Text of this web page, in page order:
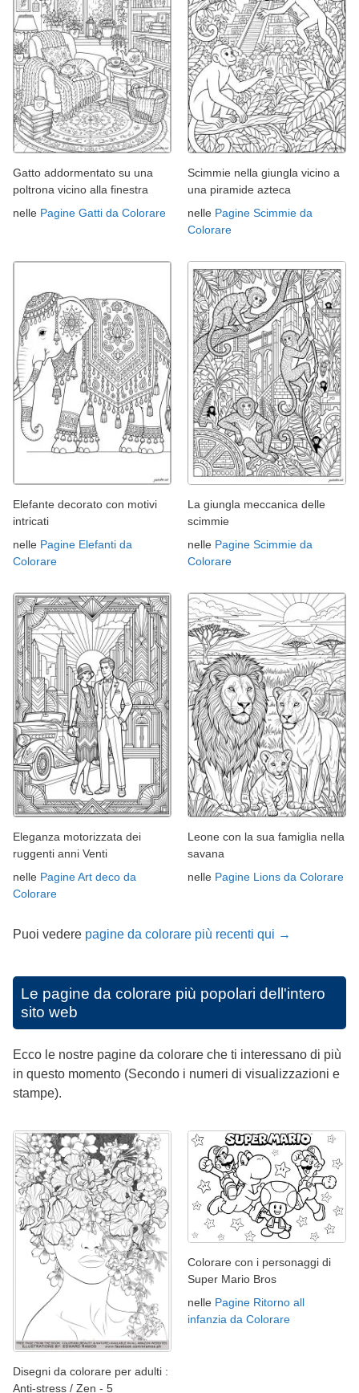
Gatto addormentato su una
poltrona vicino alla finestra
nelle Pagine Gatti da Colorare
Scimmie nella giungla vicino a
una piramide azteca
nelle Pagine Scimmie da
Colorare
Elefante decorato con motivi
intricati
nelle Pagine Elefanti da
Colorare
La giungla meccanica delle
scimmie
nelle Pagine Scimmie da
Colorare
Eleganza motorizzata dei
ruggenti anni Venti
nelle Pagine Art deco da
Colorare
Leone con la sua famiglia nella
savana
nelle Pagine Lions da Colorare
Puoi vedere pagine da colorare più recenti qui →
Le pagine da colorare più popolari dell'intero
sito web
Ecco le nostre pagine da colorare che ti interessano di più
in questo momento (Secondo i numeri di visualizzazioni e
stampe).
Disegni da colorare per adulti :
Anti-stress / Zen - 5
Colorare con i personaggi di
Super Mario Bros
nelle Pagine Ritorno all
infanzia da Colorare